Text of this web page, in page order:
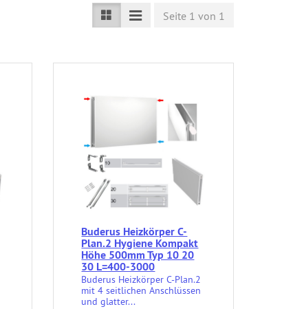
Seite 1 von 1
Buderus Heizkörper C-
Plan.2 Hygiene Kompakt
Höhe 500mm Typ 10 20
30 L=400-3000
Buderus Heizkörper C-Plan.2
mit 4 seitlichen Anschlüssen
und glatter...